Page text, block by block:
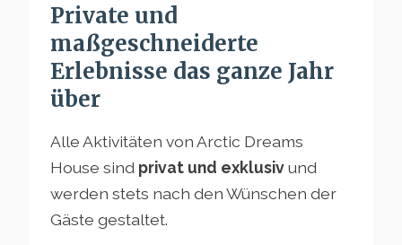
Private und
maßgeschneiderte
Erlebnisse das ganze Jahr
über
Alle Aktivitäten von Arctic Dreams
House sind privat und exklusivund
werden stets nach den Wünschen der
Gäste gestaltet.